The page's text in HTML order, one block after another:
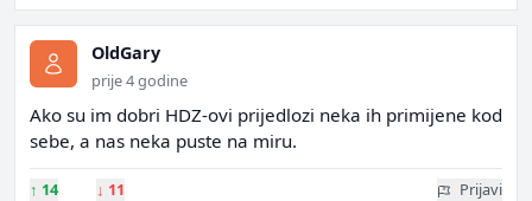
OldGary
prije 4 godine
Ako su im dobri HDZ-ovi prijedlozi neka ih primijene kod
sebe, a nas neka puste na miru.
↑ 14 ↓ 11 Prijavi